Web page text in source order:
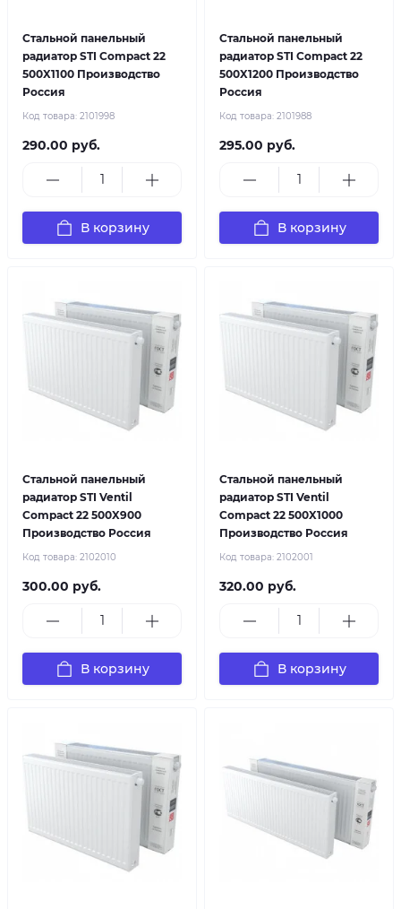
Стальной панельный
радиатор STI Compact 22
500X1100 Производство
Россия
Код товара: 2101998
290.00 руб.
В корзину
Стальной панельный
радиатор STI Compact 22
500X1200 Производство
Россия
Код товара: 2101988
295.00 руб.
В корзину
Стальной панельный
радиатор STI Ventil
Compact 22 500X900
Производство Россия
Код товара: 2102010
300.00 руб.
В корзину
Стальной панельный
радиатор STI Ventil
Compact 22 500X1000
Производство Россия
Код товара: 2102001
320.00 руб.
В корзину